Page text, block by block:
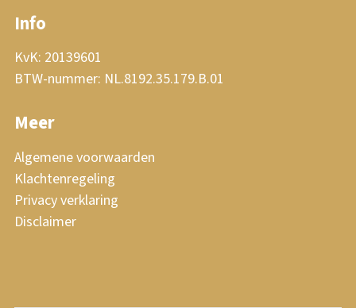
Info
KvK: 20139601
BTW-nummer: NL.8192.35.179.B.01
Meer
Algemene voorwaarden
Klachtenregeling
Privacy verklaring
Disclaimer